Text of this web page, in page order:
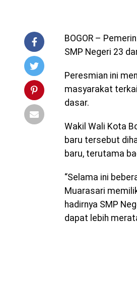
BOGOR –
SMP Negeri 23
Peresmian ini
masyarakat
dasar.
Wakil Wali Kota
baru tersebut
baru, terutama
“Selama ini
Muarasari
hadirnya SMP
dapat lebih